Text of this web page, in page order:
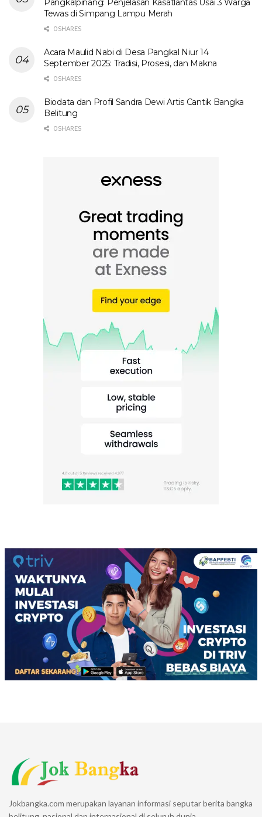
Pangkalpinang: Penjelasan Kasatlantas Usai 3 Warga
Tewas di Simpang Lampu Merah
0 SHARES
Acara Maulid Nabi di Desa Pangkal Niur 14
September 2025: Tradisi, Prosesi, dan Makna
0 SHARES
Biodata dan Profil Sandra Dewi Artis Cantik Bangka
Belitung
0 SHARES
Jokbangka.com merupakan layanan informasi seputar berita bangka